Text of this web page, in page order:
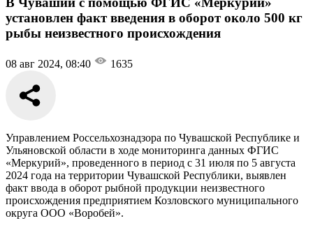
установлен факт введения в оборот около 500 кг
рыбы неизвестного происхождения
08 авг 2024, 08:40 1635
Управлением Россельхознадзора по Чувашской Республике и
Ульяновской области в ходе мониторинга данных ФГИС
«Меркурий», проведенного в период с 31 июля по 5 августа
2024 года на территории Чувашской Республики, выявлен
факт ввода в оборот рыбной продукции неизвестного
происхождения предприятием Козловского муниципального
округа ООО «Воробей».